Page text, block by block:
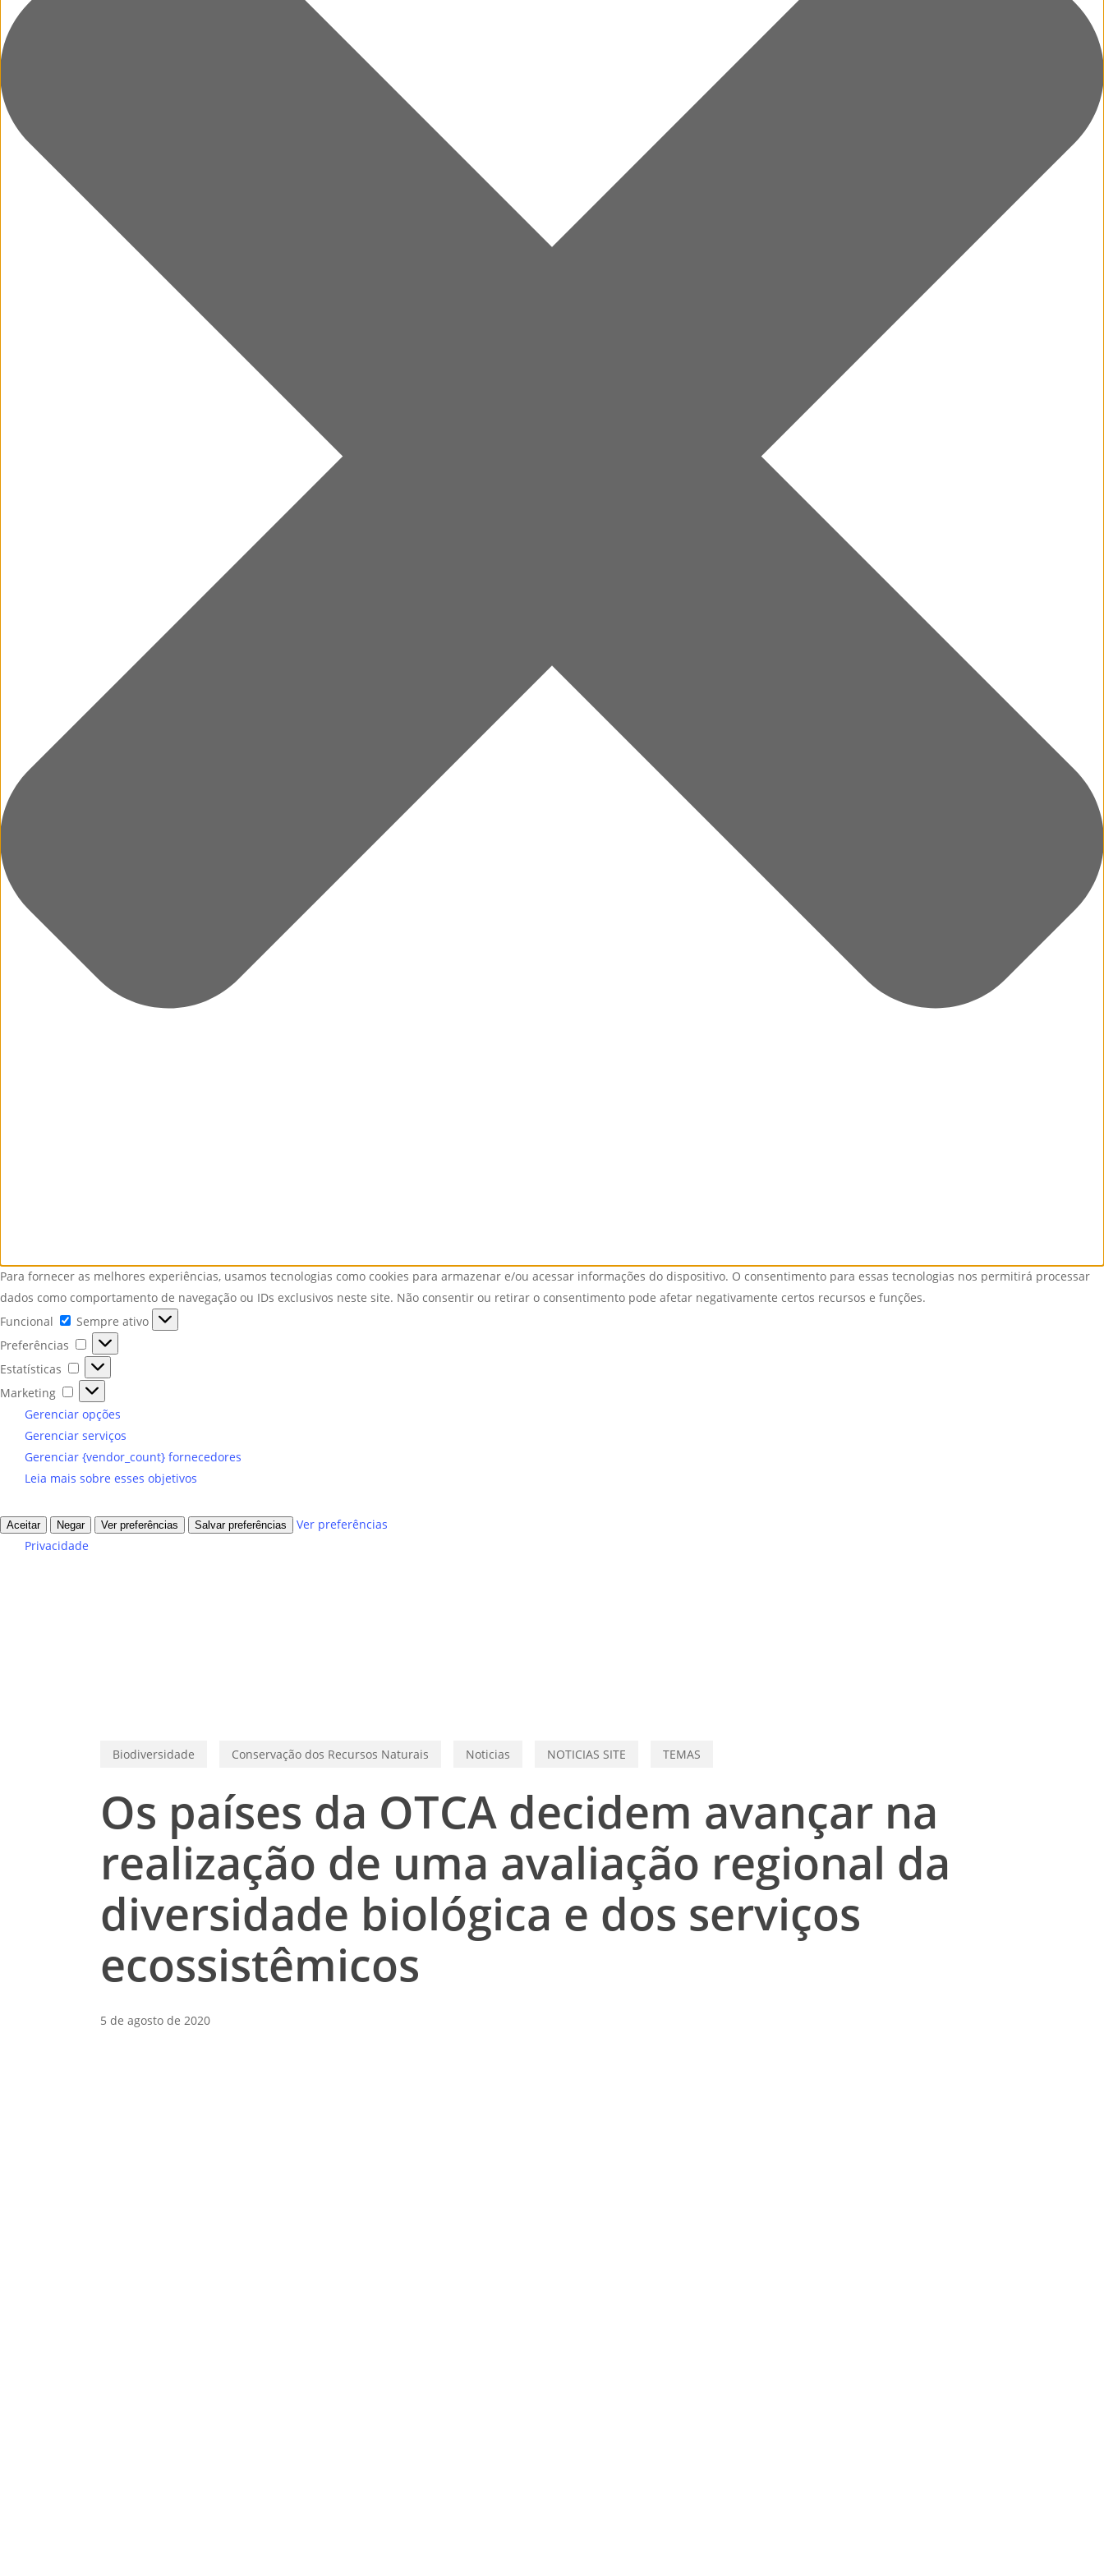
Para fornecer as melhores experiências, usamos tecnologias como cookies para armazenar e/ou acessar informações do dispositivo. O consentimento para essas tecnologias nos permitirá processar
dados como comportamento de navegação ou IDs exclusivos neste site. Não consentir ou retirar o consentimento pode afetar negativamente certos recursos e funções.
Funcional
Funcional
Sempre ativo
Preferências
Preferências
Estatísticas
Estatísticas
Marketing
Marketing
Gerenciar opções
Gerenciar serviços
Gerenciar {vendor_count} fornecedores
Leia mais sobre esses objetivos
Aceitar Negar Ver preferências Salvar preferências
Ver preferências
Privacidade
Biodiversidade Conservação dos Recursos Naturais Noticias NOTICIAS SITE TEMAS
Os países da OTCA decidem avançar na
realização de uma avaliação regional da
diversidade biológica e dos serviços
ecossistêmicos
5 de agosto de 2020